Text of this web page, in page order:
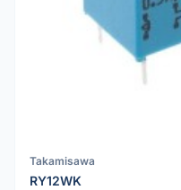
Takamisawa
RY12WK